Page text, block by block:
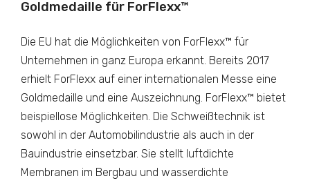
Goldmedaille für ForFlexx™
Die EU hat die Möglichkeiten von ForFlexx™ für
Unternehmen in ganz Europa erkannt. Bereits 2017
erhielt ForFlexx auf einer internationalen Messe eine
Goldmedaille und eine Auszeichnung. ForFlexx™ bietet
beispiellose Möglichkeiten. Die Schweißtechnik ist
sowohl in der Automobilindustrie als auch in der
Bauindustrie einsetzbar. Sie stellt luftdichte
Membranen im Bergbau und wasserdichte